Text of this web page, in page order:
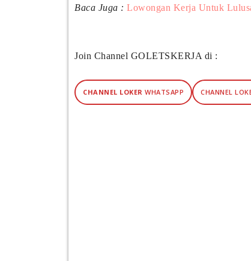
Baca Juga : Lowongan Kerja Untuk
Join Channel GOLETSKERJA di :
CHANNEL LOKER WHATSAPP CHANNEL